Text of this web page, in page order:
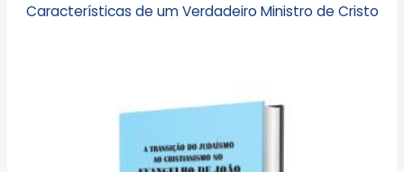
Características de um Verdadeiro Ministro de Cristo